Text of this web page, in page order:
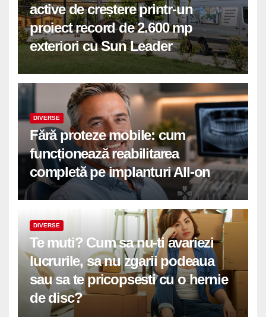
active de creștere printr-un
proiect record de 2.600 mp
exteriori cu Sun Leader
DIVERSE
Fără proteze mobile: cum
funcționează reabilitarea
completă pe implanturi All-on
DIVERSE
Te muti? Cum sa nu-ti avariezi
lucrurile, sa nu zgarii podeaua
sau sa te pricopsesti cu o hernie
de disc?